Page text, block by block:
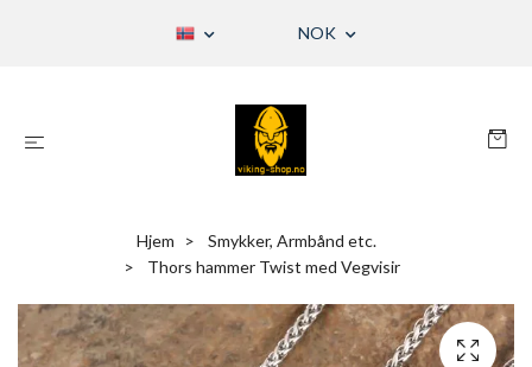
NOK
Hjem
Smykker, Armbånd etc.
Thors hammer Twist med Vegvisir